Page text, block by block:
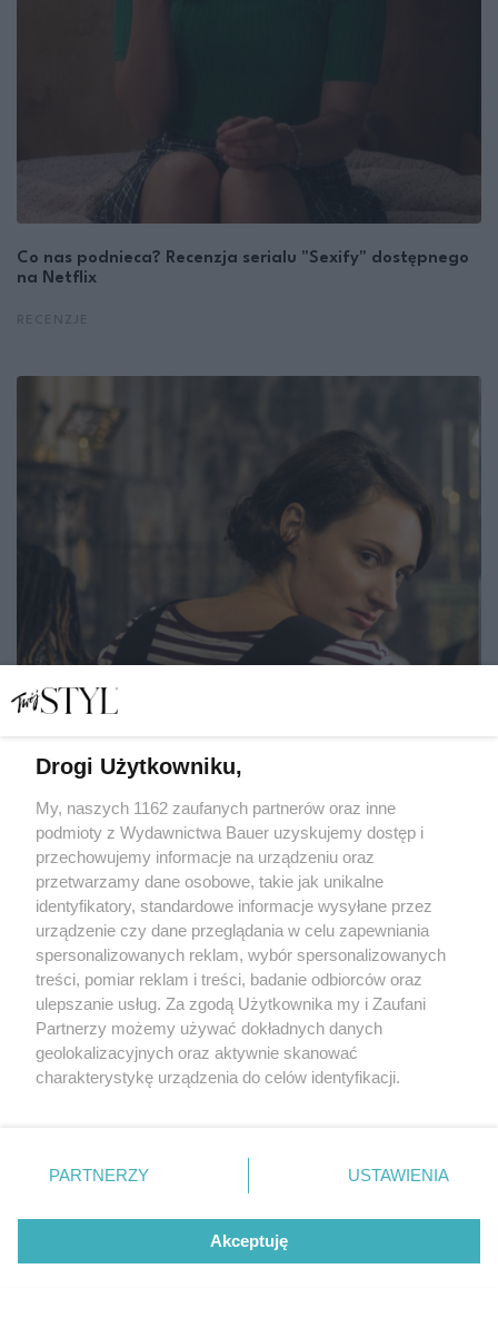
Co nas podnieca? Recenzja serialu "Sexify" dostępnego
na Netflix
Najlepsze seriale o kobietach, których nie można teraz
przegapić. Wzruszają, bawią i dodają skrzydeł
MARTA ROGACEWICZ EDYTA BRODA
KULTURA
Drogi Użytkowniku,
My, naszych 1162 zaufanych partnerów oraz inne
podmioty z Wydawnictwa Bauer uzyskujemy dostęp i
przechowujemy informacje na urządzeniu oraz
przetwarzamy dane osobowe, takie jak unikalne
identyfikatory, standardowe informacje wysyłane przez
urządzenie czy dane przeglądania w celu zapewniania
spersonalizowanych reklam, wybór spersonalizowanych
treści, pomiar reklam i treści, badanie odbiorców oraz
ulepszanie usług. Za zgodą Użytkownika my i Zaufani
Partnerzy możemy używać dokładnych danych
geolokalizacyjnych oraz aktywnie skanować
charakterystykę urządzenia do celów identyfikacji.
zmienić/wycofać klikając przycisk ustawień prywatności
znajdujący się w lewym dolnym rogu strony
rodzaje przetwarzania danych nie wymagają zgody
użytkownika, ale masz prawo sprzeciwić się takiemu
PARTNERZY USTAWIENIA
Akceptuję